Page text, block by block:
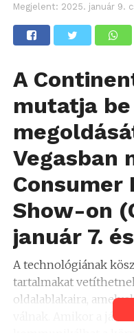
Megjelent: 2025. január 9.
A
mutatja
Vegasban
Consumer
Show-on
január 7.
A technológiának
tartalmakat
oldalablakaira,
válnak. Amikor a